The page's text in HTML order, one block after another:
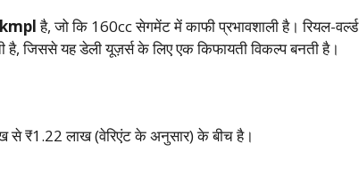
है, जो कि 160cc सेगमेंट में काफी प्रभावशाली है। रियल-वर्ल्ड
जिससे यह डेली यूज़र्स के लिए एक किफायती विकल्प बनती है।
से ₹1.22 लाख (वेरिएंट के अनुसार) के बीच है।